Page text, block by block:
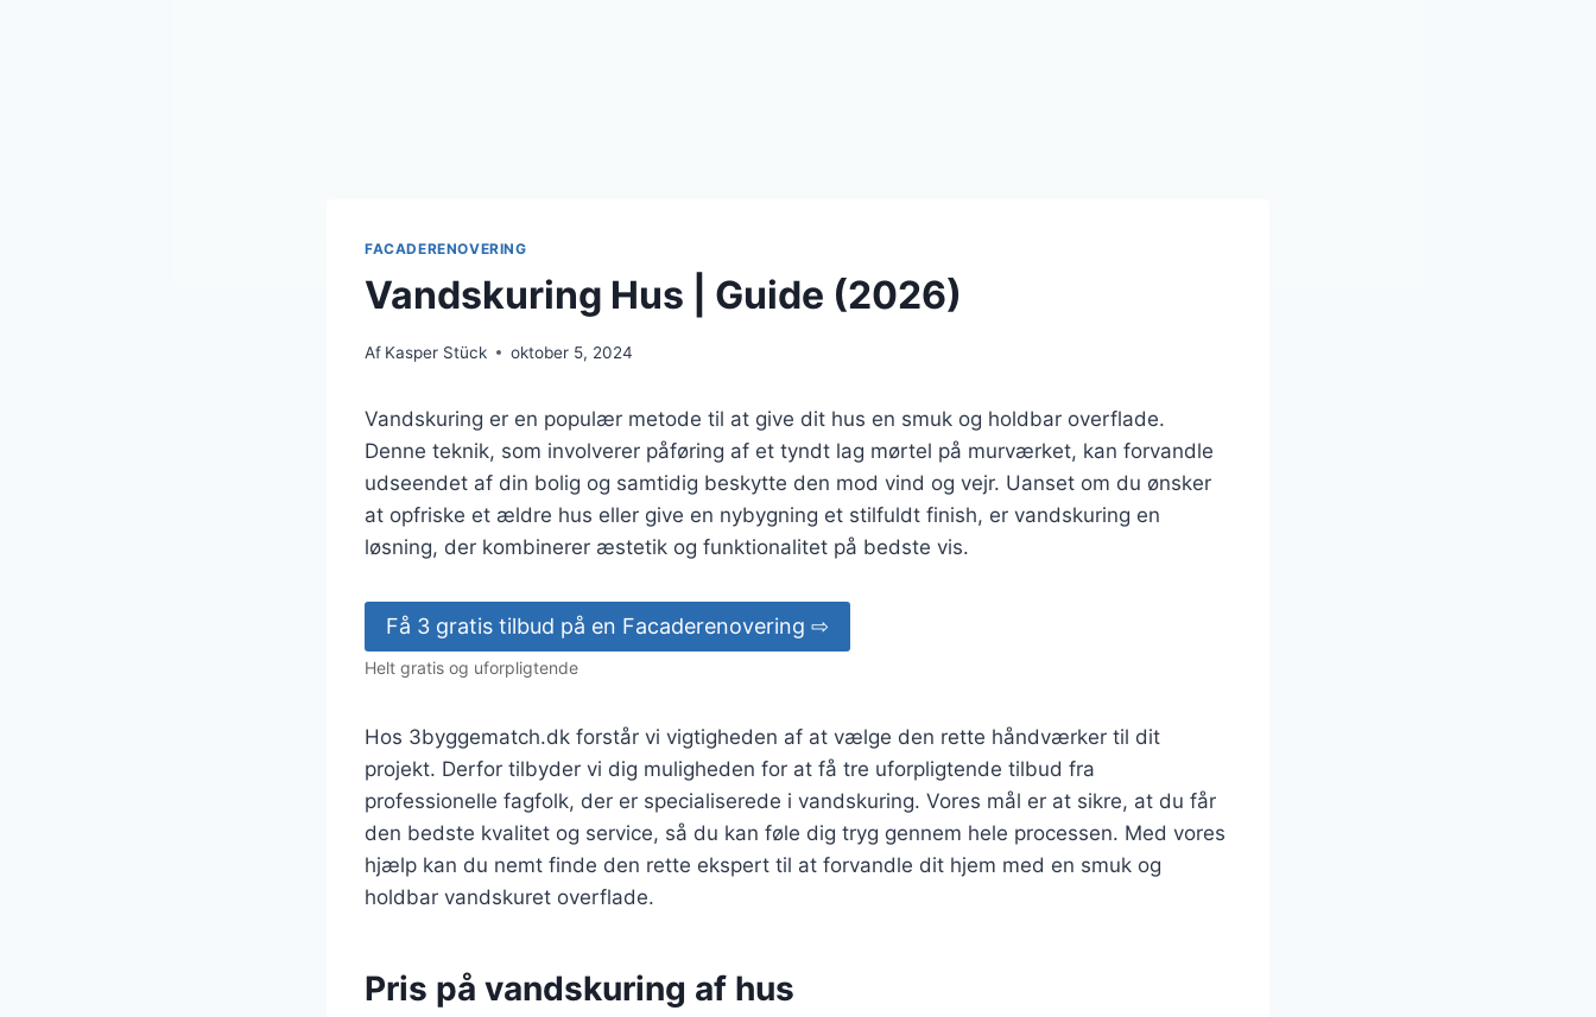
FACADERENOVERING
Vandskuring Hus | Guide (2026)
Af Kasper Stück oktober 5, 2024
Vandskuring er en populær metode til at give dit hus en smuk og holdbar overflade.
Denne teknik, som involverer påføring af et tyndt lag mørtel på murværket, kan forvandle
udseendet af din bolig og samtidig beskytte den mod vind og vejr. Uanset om du ønsker
at opfriske et ældre hus eller give en nybygning et stilfuldt finish, er vandskuring en
løsning, der kombinerer æstetik og funktionalitet på bedste vis.
Få 3 gratis tilbud på en Facaderenovering ⇨
Helt gratis og uforpligtende
Hos 3byggematch.dk forstår vi vigtigheden af at vælge den rette håndværker til dit
projekt. Derfor tilbyder vi dig muligheden for at få tre uforpligtende tilbud fra
professionelle fagfolk, der er specialiserede i vandskuring. Vores mål er at sikre, at du får
den bedste kvalitet og service, så du kan føle dig tryg gennem hele processen. Med vores
hjælp kan du nemt finde den rette ekspert til at forvandle dit hjem med en smuk og
holdbar vandskuret overflade.
Pris på vandskuring af hus